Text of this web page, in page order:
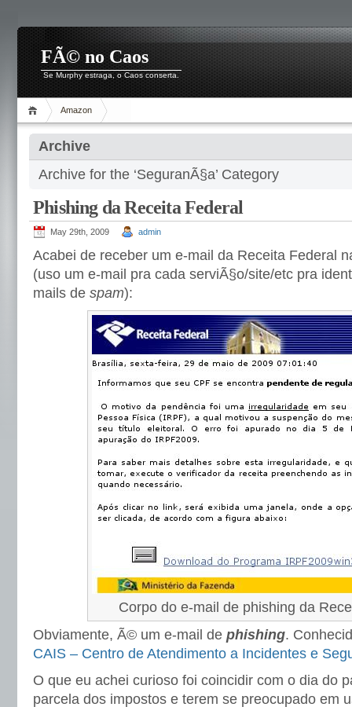
FÃ© no Caos
Se Murphy estraga, o Caos conserta.
Amazon
Archive
Archive for the ‘SeguranÃ§a’ Category
Phishing da Receita Federal
May 29th, 2009 admin
Acabei de receber um e-mail da Receita Federal
(uso um e-mail pra cada serviÃ§o/site/etc pra
mails de spam):
Corpo do e-mail de phishing da
Obviamente, Ã© um e-mail de phishing.
CAIS – Centro de Atendimento a Incidentes e
O que eu achei curioso foi coincidir com o dia do
parcela dos impostos e terem se preocupado em